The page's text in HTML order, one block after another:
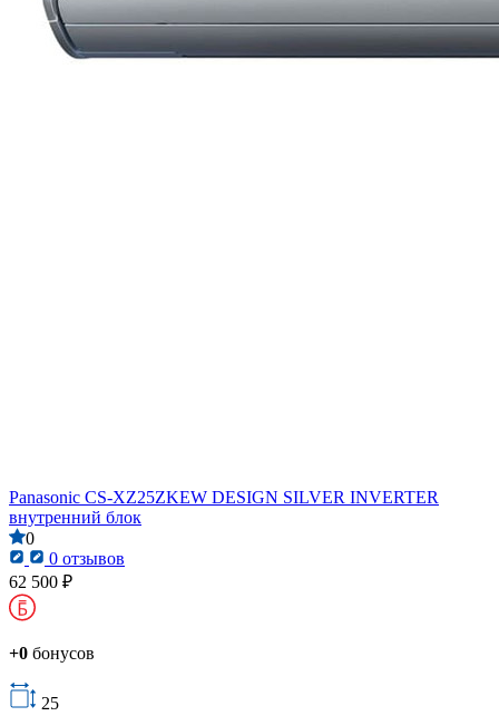
Panasonic CS-XZ25ZKEW DESIGN SILVER INVERTER
внутренний блок
0
0 отзывов
62 500 ₽
+0 бонусов
25